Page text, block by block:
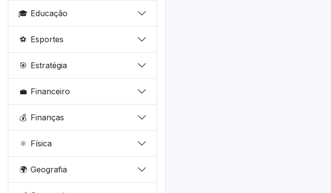
🎓 Educação
⚽ Esportes
🎯 Estratégia
💼 Financeiro
💰 Finanças
⚛️ Física
🌍 Geografia